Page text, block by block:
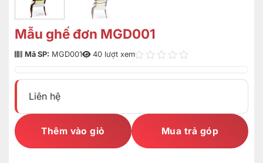
Mẫu ghế đơn MGD001
Mã SP: MGD001 40 lượt xem
Liên hệ
Thêm vào giỏ Mua trả góp